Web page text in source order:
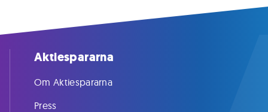
Aktiespararna
Om Aktiespararna
Press